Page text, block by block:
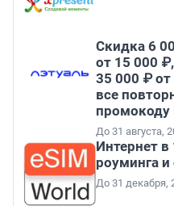
Скидка 6
от 15 000
35 000 ₽
все
До 31 августа,
Интернет в
роуминга
До 31 декабря,